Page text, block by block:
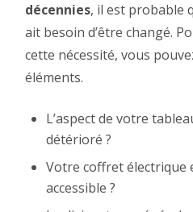
décennies, il est probable
ait besoin d’être changé.
cette nécessité, vous
éléments.
L’aspect de votre
détérioré ?
Votre coffret électrique
accessible ?